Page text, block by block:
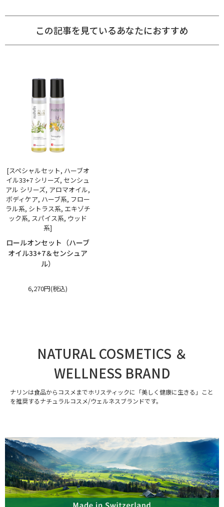
この記事を見ているあなたにおすすめ
[スペシャルセット, ハーブオ
イル33+7 シリーズ, センシュ
アル シリーズ, アロマオイル,
ボディケア, ハーブ系, フロー
ラル系, シトラス系, エキゾチ
ック系, スパイス系, ウッド
系]
ロールオンセット（ハーブ
オイル33+7＆センシュア
ル）
6,270円(税込)
NATURAL COSMETICS ＆
WELLNESS BRAND
ナリンは食品からコスメまでホリスティックに「美しく健康に生きる」こと
を推奨するナチュラルコスメ/ウェルネスブランドです。